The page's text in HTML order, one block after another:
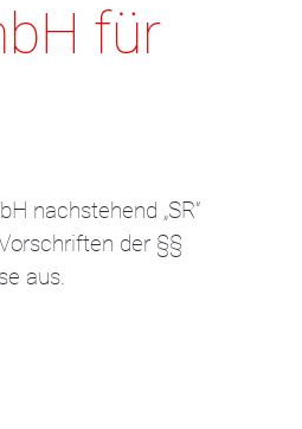
für
nachstehend „SR“
der §§
aus.